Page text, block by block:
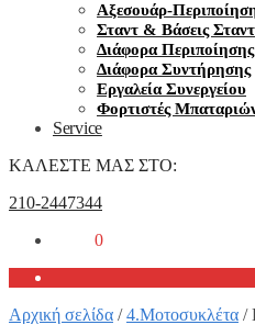
Αξεσουάρ-
Σταντ & Βάσεις Σταντ
Διάφορα Περιποίησης
Διάφορα Συντήρησης
Εργαλεία Συνεργείου
Φορτιστές
Service
ΚΑΛΕΣΤΕ ΜΑΣ ΣΤΟ:
210-2447344
0
Αρχική σελίδα /4.Μοτοσυκλέτα /